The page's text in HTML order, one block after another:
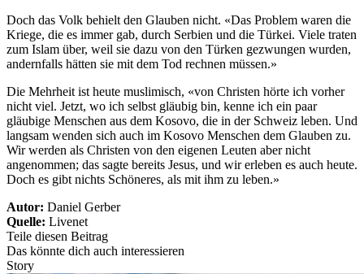
Doch das Volk behielt den Glauben nicht. «Das Problem waren die
Kriege, die es immer gab, durch Serbien und die Türkei. Viele traten
zum Islam über, weil sie dazu von den Türken gezwungen wurden,
andernfalls hätten sie mit dem Tod rechnen müssen.»
Die Mehrheit ist heute muslimisch, «von Christen hörte ich vorher
nicht viel. Jetzt, wo ich selbst gläubig bin, kenne ich ein paar
gläubige Menschen aus dem Kosovo, die in der Schweiz leben. Und
langsam wenden sich auch im Kosovo Menschen dem Glauben zu.
Wir werden als Christen von den eigenen Leuten aber nicht
angenommen; das sagte bereits Jesus, und wir erleben es auch heute.
Doch es gibt nichts Schöneres, als mit ihm zu leben.»
Autor: Daniel Gerber
Quelle: Livenet
Teile diesen Beitrag
Das könnte dich auch interessieren
Story